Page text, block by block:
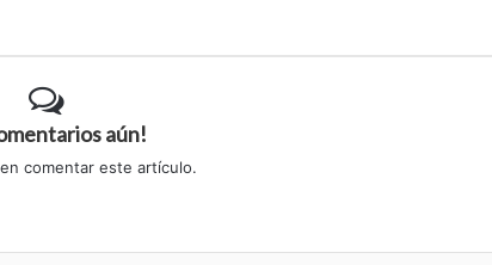
aún!
comentar este artículo.